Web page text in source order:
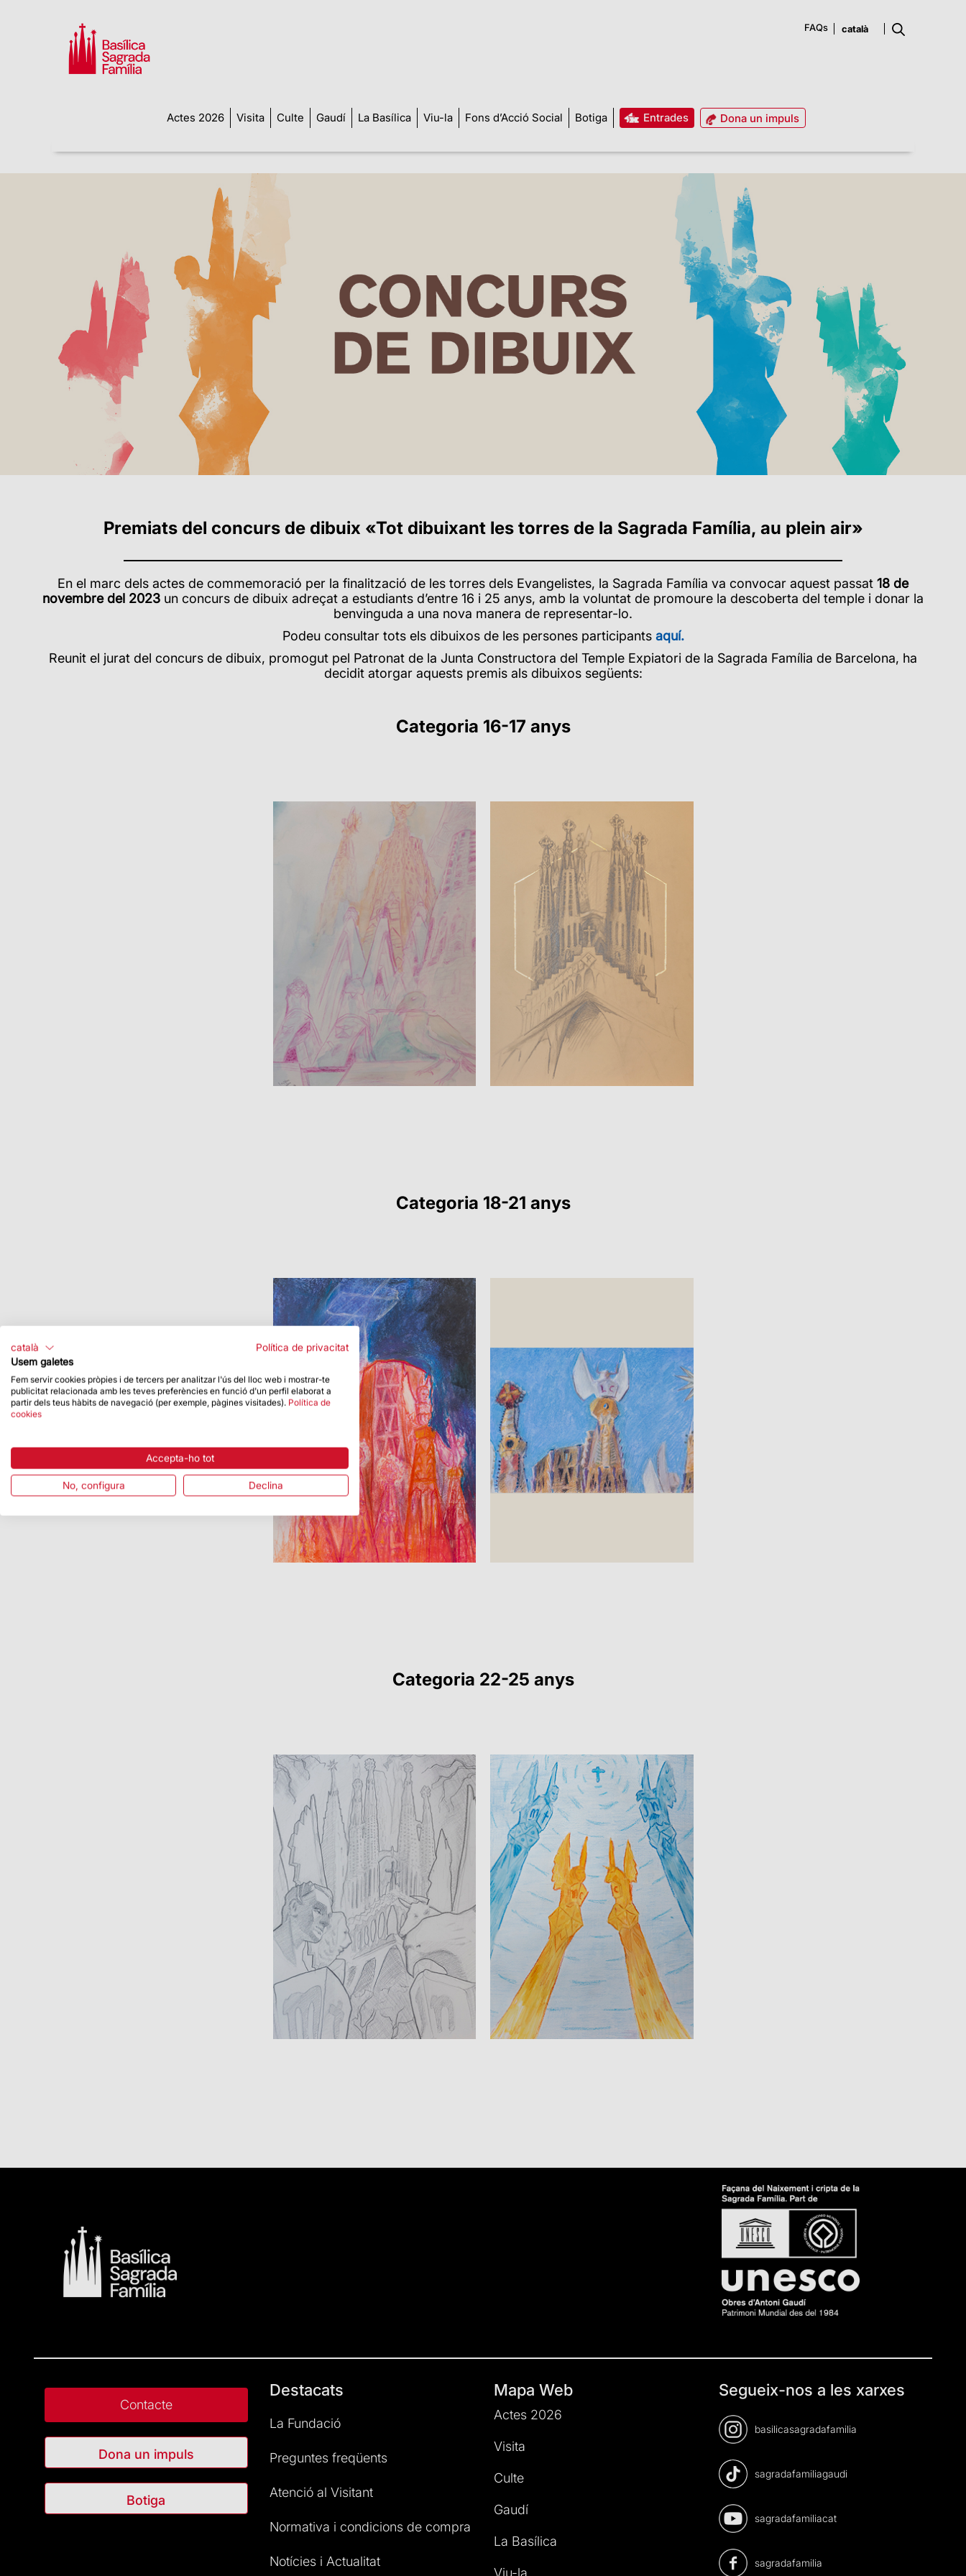
FAQs
Actes 2026 Visita Culte Gaudí La Basílica Viu-la Fons d’Acció Social Botiga Entrades Dona un impuls
Premiats del concurs de dibuix «Tot dibuixant les torres de la Sagrada Família, au plein air»
En el marc dels actes de commemoració per la finalització de les torres dels Evangelistes, la Sagrada Família va convocar aquest passat 18 de
novembre del 2023 un concurs de dibuix adreçat a estudiants d’entre 16 i 25 anys, amb la voluntat de promoure la descoberta del temple i donar la
benvinguda a una nova manera de representar-lo.
Podeu consultar tots els dibuixos de les persones participants aquí.
Reunit el jurat del concurs de dibuix, promogut pel Patronat de la Junta Constructora del Temple Expiatori de la Sagrada Família de Barcelona, ha
decidit atorgar aquests premis als dibuixos següents:
Categoria 16-17 anys
Categoria 18-21 anys
Categoria 22-25 anys
Contacte
Dona un impuls
Botiga
Destacats
La Fundació
Preguntes freqüents
Atenció al Visitant
Normativa i condicions de compra
Notícies i Actualitat
Mapa Web
Actes 2026
Visita
Culte
Gaudí
La Basílica
Viu-la
Segueix-nos a les xarxes
basilicasagradafamilia
sagradafamiliagaudi
sagradafamiliacat
sagradafamilia
català
Política de privacitat
Usem galetes
Fem servir cookies pròpies i de tercers per analitzar l'ús del lloc web i mostrar-te
publicitat relacionada amb les teves preferències en funció d'un perfil elaborat a
partir dels teus hàbits de navegació (per exemple, pàgines visitades). Política de
cookies
Accepta-ho tot
No, configura Declina